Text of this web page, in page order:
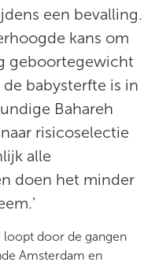
een bevalling.
kans om
geboortegewicht
babysterfte is in
Bahareh
risicoselectie
alle
doen het minder
loopt door de gangen
Amsterdam en